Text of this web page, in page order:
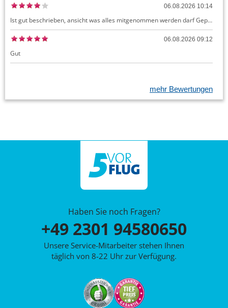
06.08.2026 10:14
Ist gut beschrieben, ansicht was alles mitgenommen werden darf Gepäck dürfte auch kostenloses Handgepäck umfassen, ansonsten sehr easy zu machen
06.08.2026 09:12
Gut
mehr Bewertungen
Haben Sie noch Fragen?
+49 2301 94580650
Unsere Service-Mitarbeiter stehen Ihnen
täglich von 8-22 Uhr zur Verfügung.